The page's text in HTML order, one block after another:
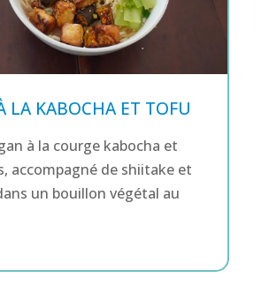
LA KABOCHA ET TOFU
à la courge kabocha et
accompagné de shiitake et
un bouillon végétal au